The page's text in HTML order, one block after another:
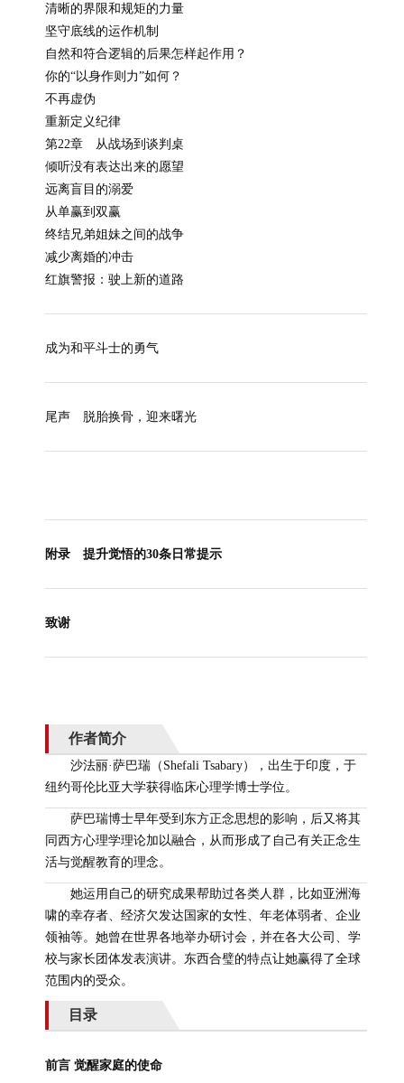
清晰的界限和规矩的力量
坚守底线的运作机制
自然和符合逻辑的后果怎样起作用？
你的“以身作则力”如何？
不再虚伪
重新定义纪律
第22章 从战场到谈判桌
倾听没有表达出来的愿望
远离盲目的溺爱
从单赢到双赢
终结兄弟姐妹之间的战争
减少离婚的冲击
红旗警报：驶上新的道路
成为和平斗士的勇气
尾声 脱胎换骨，迎来曙光
附录 提升觉悟的30条日常提示
致谢
作者简介
沙法丽·萨巴瑞（Shefali Tsabary），出生于印度，于
纽约哥伦比亚大学获得临床心理学博士学位。
萨巴瑞博士早年受到东方正念思想的影响，后又将其
同西方心理学理论加以融合，从而形成了自己有关正念生
活与觉醒教育的理念。
她运用自己的研究成果帮助过各类人群，比如亚洲海
啸的幸存者、经济欠发达国家的女性、年老体弱者、企业
领袖等。她曾在世界各地举办研讨会，并在各大公司、学
校与家长团体发表演讲。东西合璧的特点让她赢得了全球
范围内的受众。
目录
前言 觉醒家庭的使命